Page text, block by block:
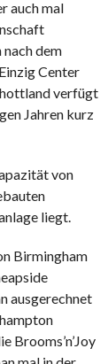
auch mal
nach dem
Center
verfügt
Jahren kurz
von
liegt.
Birmingham
ausgerechnet
Brooms’n’Joy